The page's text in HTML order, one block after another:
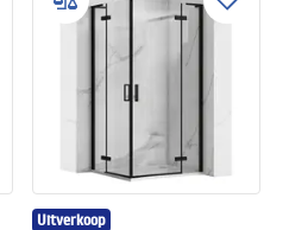
Uitverkoop